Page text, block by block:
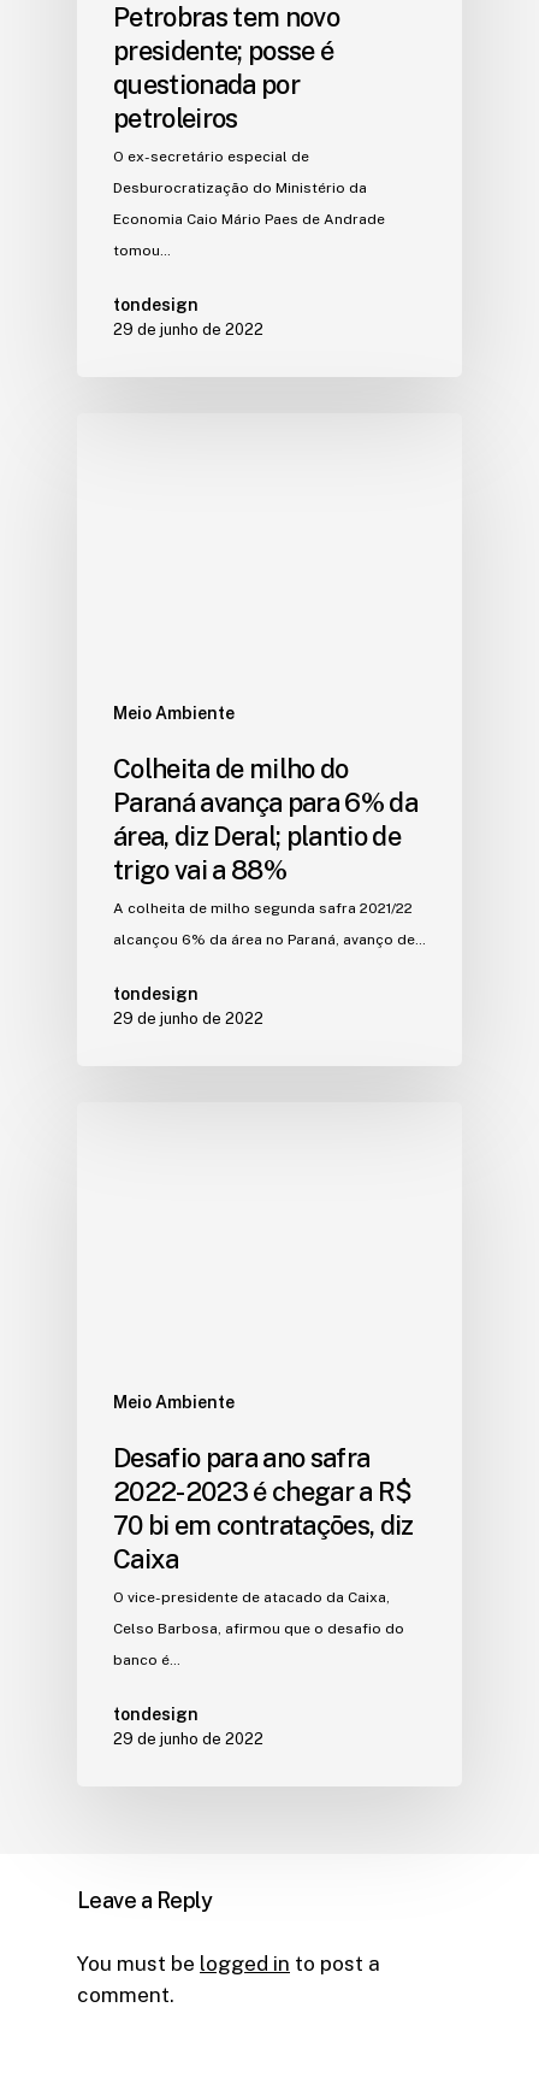
Petrobras tem novo
presidente; posse é
questionada por
petroleiros
O ex-secretário especial de
Desburocratização do Ministério da
Economia Caio Mário Paes de Andrade
tomou…
tondesign
29 de junho de 2022
Meio Ambiente
Colheita de milho do
Paraná avança para 6% da
área, diz Deral; plantio de
trigo vai a 88%
A colheita de milho segunda safra 2021/22
alcançou 6% da área no Paraná, avanço de…
tondesign
29 de junho de 2022
Meio Ambiente
Desafio para ano safra
2022-2023 é chegar a R$
70 bi em contratações, diz
Caixa
O vice-presidente de atacado da Caixa,
Celso Barbosa, afirmou que o desafio do
banco é…
tondesign
29 de junho de 2022
Leave a Reply
You must be logged in to post a
comment.